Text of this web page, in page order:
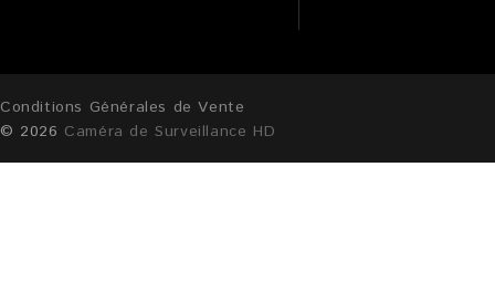
Conditions Générales de Vente
© 2026 Caméra de Surveillance HD